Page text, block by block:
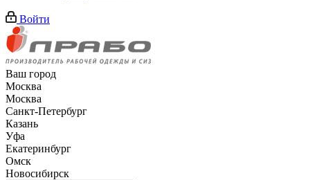
Войти
Ваш город
Москва
Москва
Санкт-Петербург
Казань
Уфа
Екатеринбург
Омск
Новосибирск